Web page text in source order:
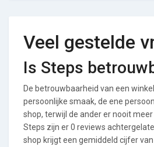
Veel gestelde
Is Steps
De betrouwbaarheid van een
persoonlijke smaak, de ene
shop, terwijl de ander er nooit
Steps zijn er 0 reviews
shop krijgt een gemiddeld cijfer